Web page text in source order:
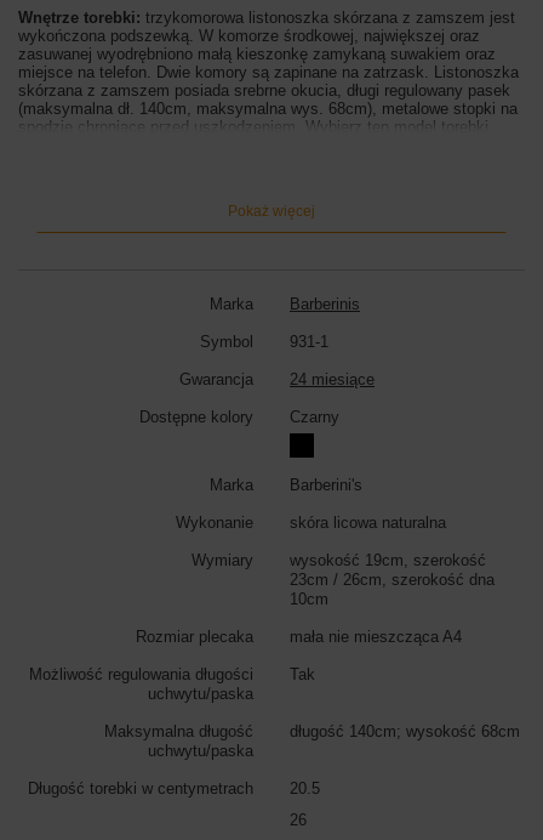
Wnętrze torebki: trzykomorowa listonoszka skórzana z zamszem jest
wykończona podszewką. W komorze środkowej, największej oraz
zasuwanej wyodrębniono małą kieszonkę zamykaną suwakiem oraz
miejsce na telefon. Dwie komory są zapinane na zatrzask. Listonoszka
skórzana z zamszem posiada srebrne okucia, długi regulowany pasek
(maksymalna dł. 140cm, maksymalna wys. 68cm), metalowe stopki na
spodzie chroniące przed uszkodzeniem. Wybierz ten model torebki
Wymiary torebki:wysokość 19cm, szerokość 23cm (góra) / 26cm
Pokaż więcej
Marka Barberinis
Symbol 931-1
Gwarancja 24 miesiące
Dostępne kolory Czarny
Marka Barberini's
Wykonanie skóra licowa naturalna
Wymiary
wysokość 19cm, szerokość
23cm / 26cm, szerokość dna
10cm
Rozmiar plecaka mała nie mieszcząca A4
Możliwość regulowania długości
uchwytu/paska
Tak
Maksymalna długość
uchwytu/paska
długość 140cm; wysokość 68cm
Długość torebki w centymetrach
20.5
26